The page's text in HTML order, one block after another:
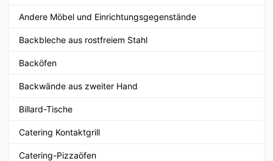
Andere Möbel und Einrichtungsgegenstände
Backbleche aus rostfreiem Stahl
Backöfen
Backwände aus zweiter Hand
Billard-Tische
Catering Kontaktgrill
Catering-Pizzaöfen